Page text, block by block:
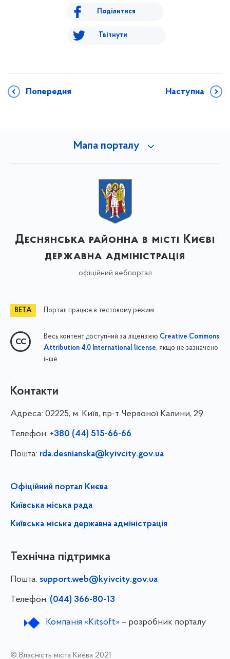
Поділитися
Твітнути
Попередня Наступна
Мапа порталу
Деснянська районна в місті Києві
державна адміністрація
офіційний вебпортал
Портал працює в тестовому режимі
Весь контент доступний за ліцензією Creative Commons
Attribution 4.0 International license, якщо не зазначено
інше
Контакти
Адреса: 02225, м. Київ, пр-т Червоної Калини, 29
Телефон: +380 (44) 515-66-66
Пошта: rda.desnianska@kyivcity.gov.ua
Офіційний портал Києва
Київська міська рада
Київська міська державна адміністрація
Технічна підтримка
Пошта: support.web@kyivcity.gov.ua
Телефон: (044) 366-80-13
Компанія «Kitsoft»– розробник порталу
© Власність міста Києва 2021